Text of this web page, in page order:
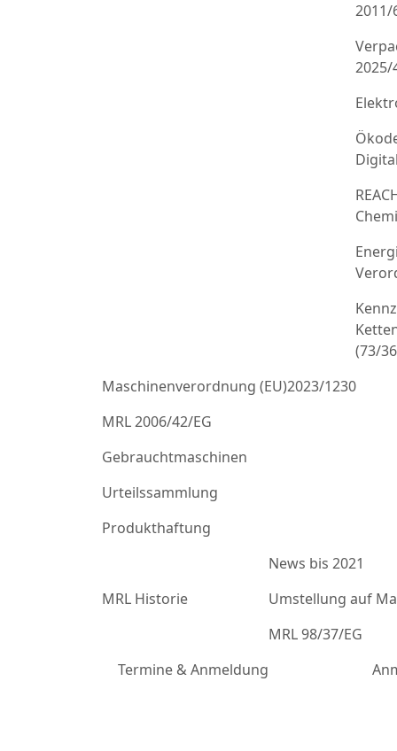
2011/
2025/
(73/
Maschinenverordnung (EU)2023/1230
MRL 2006/42/EG
Gebrauchtmaschinen
Urteilssammlung
Produkthaftung
MRL Historie
News bis 2021
Umstellung auf
MRL 98/37/EG
Termine & Anmeldung